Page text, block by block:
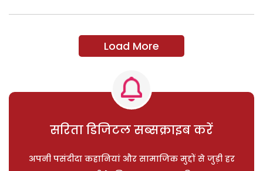
Load More
सरिता डिजिटल सब्सक्राइब करें
अपनी पसंदीदा कहानियां और सामाजिक मुद्दों से जुड़ी हर